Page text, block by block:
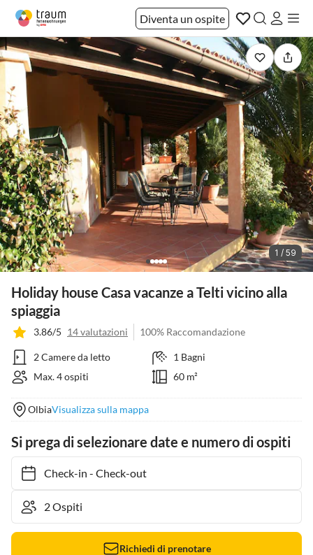
Diventa un ospite
1 / 59
Holiday house Casa vacanze a Telti vicino alla
spiaggia
3.86/5 14 valutazioni 100% Raccomandazione
2 Camere da letto
1 Bagni
Max. 4 ospiti
60 m²
OlbiaVisualizza sulla mappa
Si prega di selezionare date e numero di ospiti
Check-in- Check-out
Richiedi di prenotare